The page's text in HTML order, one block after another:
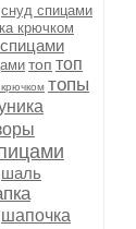
снуд спицами
крючком
топ топ
топы
шаль
шапочка